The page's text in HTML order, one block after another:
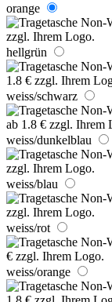
orange
hellgrün
weiss/schwarz
weiss/dunkelblau
weiss/blau
weiss/rot
weiss/orange